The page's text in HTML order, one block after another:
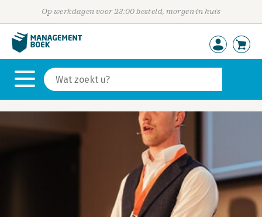
Op werkdagen voor 23:00 besteld, morgen in huis